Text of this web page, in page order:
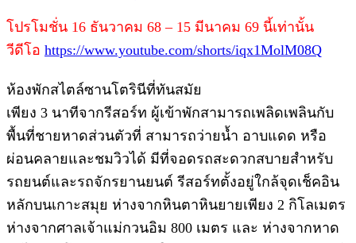
โปรโมชั่น 16 ธันวาคม 68 – 15 มีนาคม 69 นี้เท่านั้น
วีดีโอ https://www.youtube.com/shorts/iqx1MolM08Q
ห้องพักสไตล์ซานโตรินีที่ทันสมัย
เพียง 3 นาทีจากรีสอร์ท ผู้เข้าพักสามารถเพลิดเพลินกับ
พื้นที่ชายหาดส่วนตัวที่ สามารถว่ายนํ้า อาบแดด หรือ
ผ่อนคลายและชมวิวได้ มีที่จอดรถสะดวกสบายสําหรับ
รถยนต์และรถจักรยานยนต์ รีสอร์ทตั้งอยู่ใกล้จุดเช็คอิน
หลักบนเกาะสมุย ห่างจากหินตาหินยายเพียง 2 กิโลเมตร
ห่างจากศาลเจ้าแม่กวนอิม 800 เมตร และ ห่างจากหาด